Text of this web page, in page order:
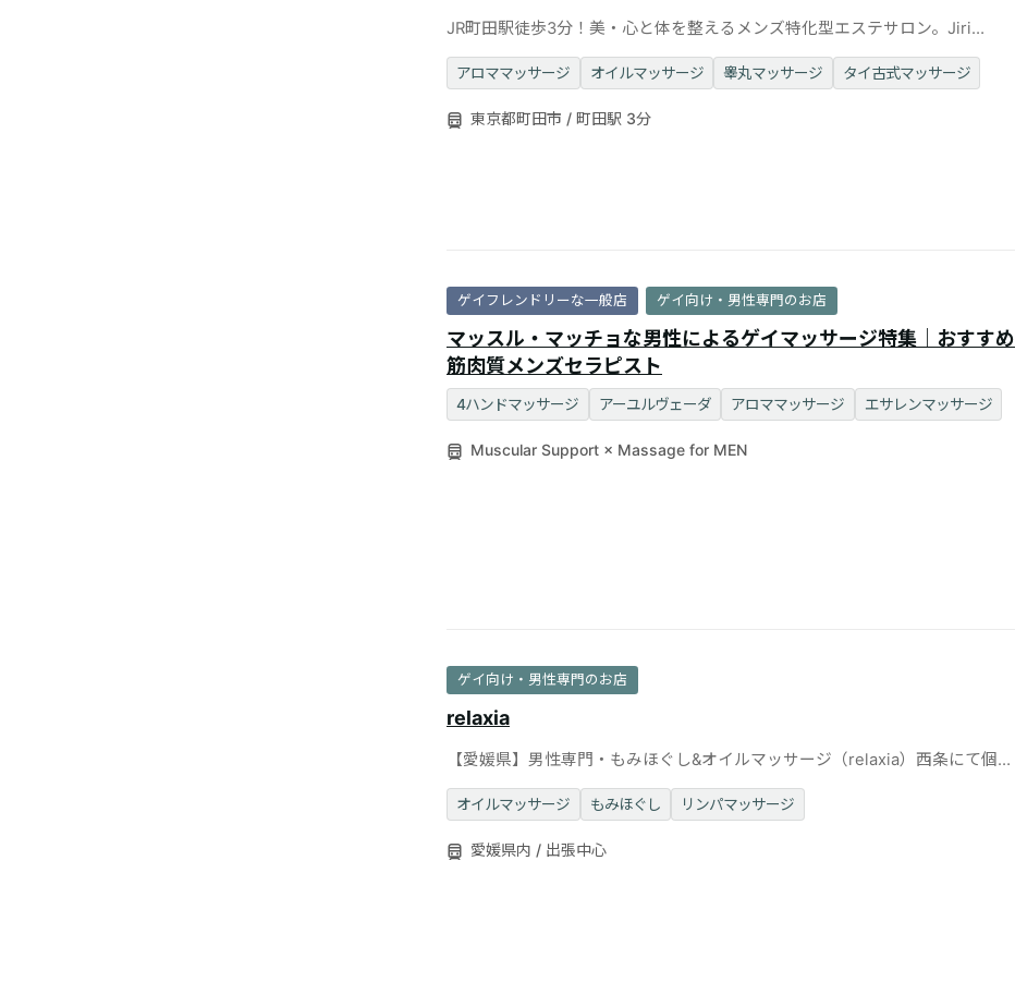
JR町田駅徒歩3分！美・心と体を整えるメンズ特化型エステサロン。Jiri
アロママッサージ オイルマッサージ 睾丸マッサージ タイ古式マッサージ
東京都町田市 / 町田駅 3分
ゲイフレンドリーな一般店 ゲイ向け・男性専門のお店
マッスル・マッチョな男性によるゲイマッサージ特集｜おすすめ
筋肉質メンズセラピスト
4ハンドマッサージ アーユルヴェーダ アロママッサージ エサレンマッサージ
Muscular Support × Massage for MEN
ゲイ向け・男性専門のお店
relaxia
【愛媛県】男性専門・もみほぐし&オイルマッサージ（relaxia）西条にて個室
オイルマッサージ もみほぐし リンパマッサージ
愛媛県内 / 出張中心